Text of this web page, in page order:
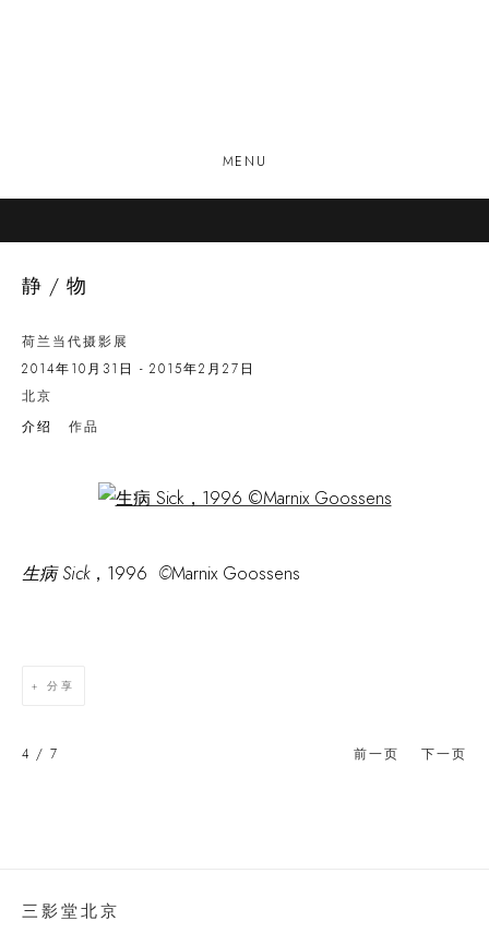
MENU
静/物
荷兰当代摄影展
2014年10月31日 - 2015年2月27日
北京
介绍
作品
Open a larger version of the following image in a popup:
生病 Sick，1996 ©Marnix Goossens
分享
前一页 下一页
4 / 7
三影堂北京